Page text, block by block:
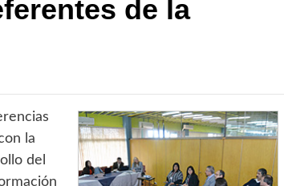
de la
la
del